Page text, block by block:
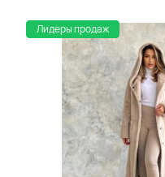
Лидеры продаж